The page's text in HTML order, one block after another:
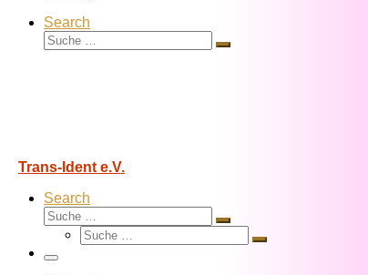
Search
Suche
Suche
Trans-Ident e.V.
Search
Suche
Suche
Suche
Suche
Menü